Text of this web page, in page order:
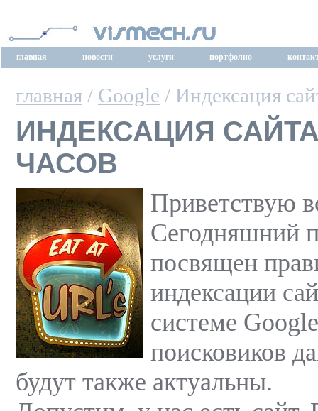
главная новости услуги портфолио
главная / Google / Индексация
ИНДЕКСАЦИЯ САЙТА
ЧАСОВ
Приветствую
Сегодняшний
посвящен
индексации
системе
поисковиков
будут также актуальны.